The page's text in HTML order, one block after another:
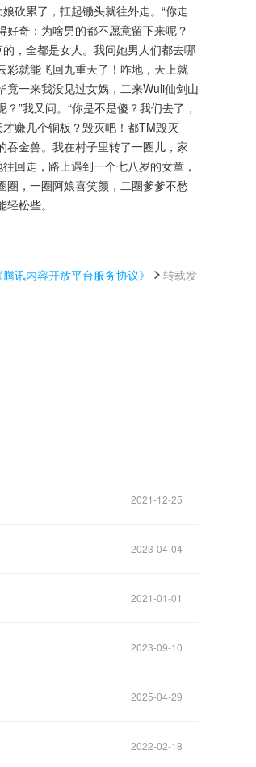
砍累了，扛起锄头就往外走。“你走
奇：为啥男的都不愿意留下来呢？
，全都是女人。我问她男人们都去哪
彩就能飞回九重天了！咋地，天上就
竟一来我没见过女娲，二来Wuli仙剑山
”我又问。“你是不是傻？我们去了，
赚几个铜板？毁灭吧！都TM毁灭
吞金兽。我在村子里转了一圈儿，家
回走，路上遇到一个七八岁的女童，
圈，一圈阿娘喜笑颜，二圈爹爹不愁
松些。
腾讯内容开放平台服务协议》
转载发
2021-12-25
2023-04-04
2021-01-01
2023-09-10
2025-04-29
2022-02-18